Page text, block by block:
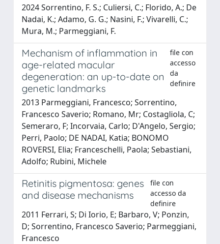
2024 Sorrentino, F. S.; Culiersi, C.; Florido, A.; De
Nadai, K.; Adamo, G. G.; Nasini, F.; Vivarelli, C.;
Mura, M.; Parmeggiani, F.
Mechanism of inflammation in
age-related macular
degeneration: an up-to-date on
genetic landmarks
file con
accesso
da
definire
2013 Parmeggiani, Francesco; Sorrentino,
Francesco Saverio; Romano, Mr; Costagliola, C;
Semeraro, F; Incorvaia, Carlo; D'Angelo, Sergio;
Perri, Paolo; DE NADAI, Katia; BONOMO
ROVERSI, Elia; Franceschelli, Paola; Sebastiani,
Adolfo; Rubini, Michele
Retinitis pigmentosa: genes
and disease mechanisms
file con
accesso da
definire
2011 Ferrari, S; Di Iorio, E; Barbaro, V; Ponzin,
D; Sorrentino, Francesco Saverio; Parmeggiani,
Francesco